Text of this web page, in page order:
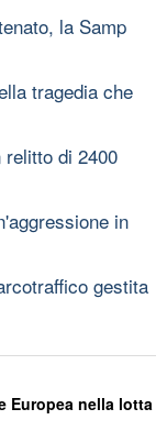
la Samp
tragedia che
di 2400
in
gestita
Europea nella lotta